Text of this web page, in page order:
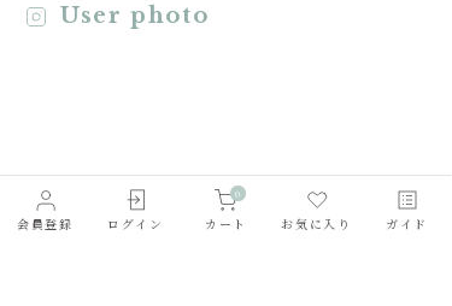
会員登録 ログイン
0
カート お気に入り ガイド
User photo